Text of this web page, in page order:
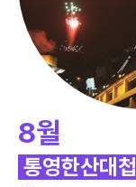
8월
통영한산대